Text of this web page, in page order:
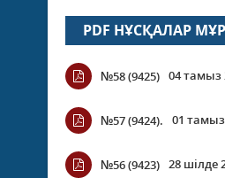
PDF НҰСҚАЛАР
№58 (9425) 04 тамыз
№57 (9424). 01
№56 (9423) 28 шілде